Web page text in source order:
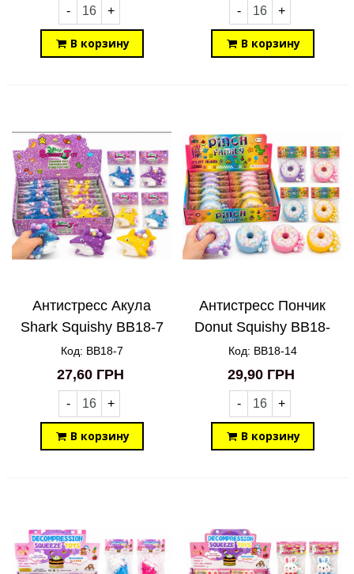
- +
В корзину
- +
В корзину
Антистресс Акула
Shark Squishy BB18-7
Код: BB18-7
27,60 ГРН
- +
В корзину
Антистресс Пончик
Donut Squishy BB18-
14
Код: BB18-14
29,90 ГРН
- +
В корзину